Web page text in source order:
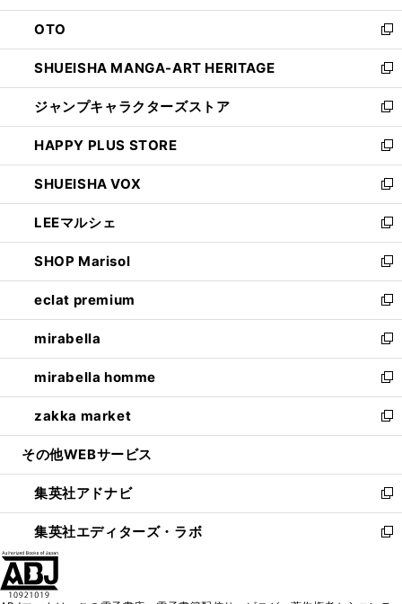
ウ
で
開
く
ン
ド
ウ
で
開
く
OTO
新
し
い
ウ
ィ
ン
ド
ウ
で
開
く
SHUEISHA MANGA-ART HERITAGE
新
し
い
ウ
ィ
ン
ド
ウ
で
開
く
ジャンプキャラクターズストア
新
し
い
ウ
ィ
ン
ド
ウ
で
開
く
HAPPY PLUS STORE
新
し
い
ウ
ィ
ン
ド
ウ
で
開
く
SHUEISHA VOX
新
し
い
ウ
ィ
ン
ド
ウ
で
開
く
LEEマルシェ
新
し
い
ウ
ィ
ン
ド
ウ
で
開
く
SHOP Marisol
新
し
い
ウ
ィ
ン
ド
ウ
で
開
eclat premium
新
し
い
ウ
ィ
ン
ド
ウ
開
く
mirabella
新
し
い
ウ
ィ
ン
ウ
で
開
く
mirabella homme
新
し
い
ウ
ン
ド
ウ
で
zakka market
新
し
ウ
ィ
ン
ド
その他WEBサービス
集英社アドナビ
新
し
い
集英社エディターズ・ラボ
新